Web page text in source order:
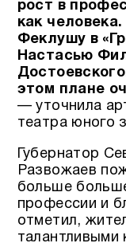
рост в
как
Феклушу в
Настасью
этом плане
— уточнила
театра юного
Губернатор
Развожаев
больше
профессии и
отметил,
талантливыми